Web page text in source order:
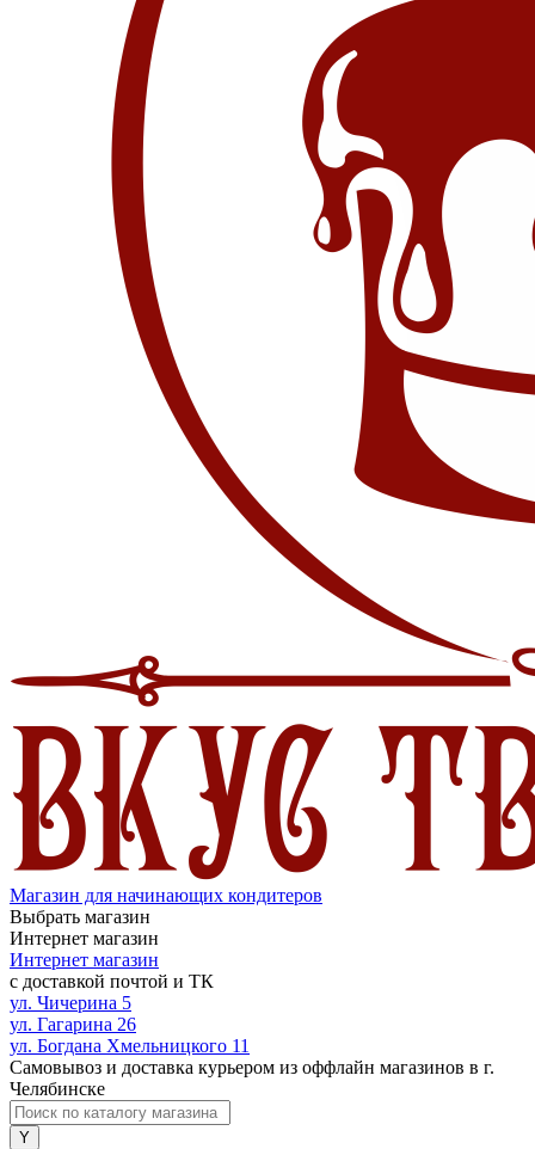
Магазин для начинающих кондитеров
Выбрать магазин
Интернет магазин
Интернет магазин
с доставкой почтой и ТК
ул. Чичерина 5
ул. Гагарина 26
ул. Богдана Хмельницкого 11
Самовывоз и доставка курьером из оффлайн магазинов в г.
Челябинске